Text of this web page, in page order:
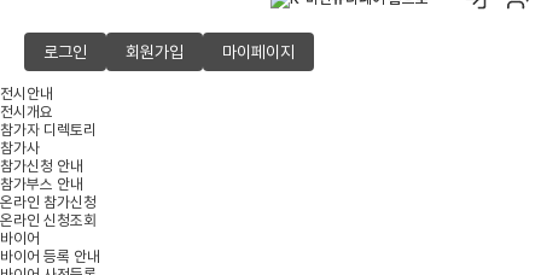
로그인 회원가입 마이페이지
전시안내
전시개요
참가자 디렉토리
참가사
참가신청 안내
참가부스 안내
온라인 참가신청
온라인 신청조회
바이어
바이어 등록 안내